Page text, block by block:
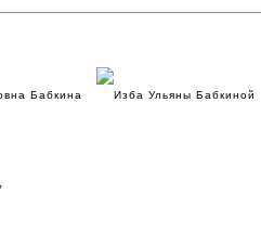
Бабкина Изба Ульяны Бабкиной